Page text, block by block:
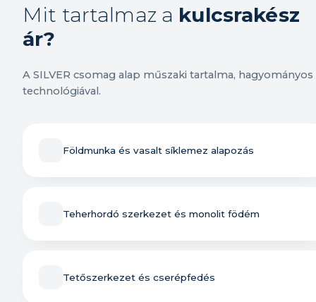
Mit tartalmaz a kulcsrakész
ár?
A SILVER csomag alap műszaki tartalma, hagyományos
technológiával.
Földmunka és vasalt síklemez alapozás
Teherhordó szerkezet és monolit födém
Tetőszerkezet és cserépfedés